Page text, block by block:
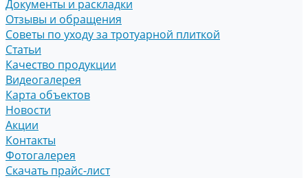
Документы и раскладки
Отзывы и обращения
Советы по уходу за тротуарной плиткой
Статьи
Качество продукции
Видеогалерея
Карта объектов
Новости
Акции
Контакты
Фотогалерея
Скачать прайс-лист